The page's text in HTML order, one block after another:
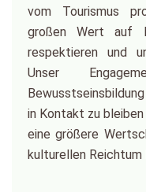
vom Tourismus
großen Wert auf
respektieren und
Unser
in Kontakt zu
eine größere
kulturellen Reichtum